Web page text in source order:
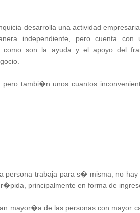
desarrolla una actividad
independiente, pero cuenta con
son la ayuda y el apoyo del
tambi�n unos cuantos
persona trabaja para s� misma, no hay
principalmente en forma de
mayor�a de las personas con mayor